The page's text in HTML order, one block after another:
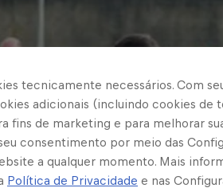
tecnicamente necessários. Com
adicionais (incluindo cookies de
fins de marketing e para melhorar
consentimento por meio das
a qualquer momento. Mais
Política de Privacidade e nas